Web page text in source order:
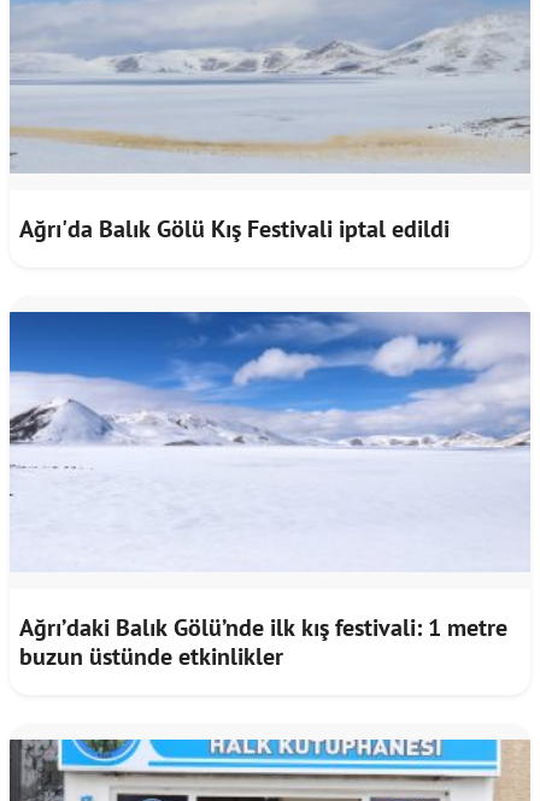
Ağrı'da Balık Gölü Kış Festivali iptal edildi
Ağrı’daki Balık Gölü’nde ilk kış festivali: 1 metre
buzun üstünde etkinlikler